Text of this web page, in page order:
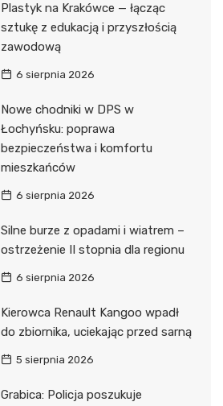
Plastyk na Krakówce — łącząc
sztukę z edukacją i przyszłością
zawodową
6 sierpnia 2026
Nowe chodniki w DPS w
Łochyńsku: poprawa
bezpieczeństwa i komfortu
mieszkańców
6 sierpnia 2026
Silne burze z opadami i wiatrem –
ostrzeżenie II stopnia dla regionu
6 sierpnia 2026
Kierowca Renault Kangoo wpadł
do zbiornika, uciekając przed sarną
5 sierpnia 2026
Grabica: Policja poszukuje